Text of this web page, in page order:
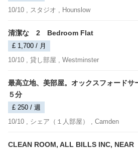
10/10 , スタジオ , Hounslow
清潔な 2 Bedroom Flat
£ 1,700 / 月
10/10 , 貸し部屋 , Westminster
最高立地、美部屋。オックスフォードサ
５分
£ 250 / 週
10/10 , シェア（１人部屋） , Camden
CLEAN ROOM, ALL BILLS INC, NEAR